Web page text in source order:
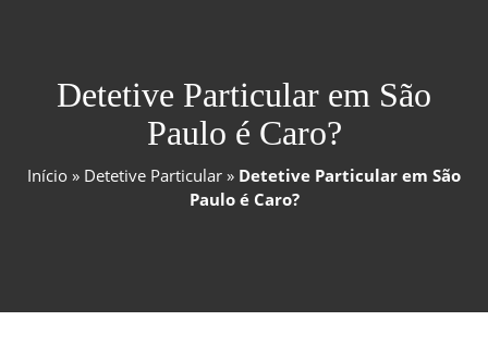
Detetive Particular em São
Paulo é Caro?
Início » Detetive Particular » Detetive Particular em São
Paulo é Caro?